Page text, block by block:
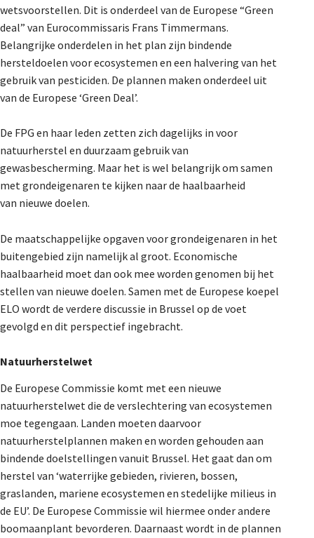
wetsvoorstellen. Dit is onderdeel van de Europese “Green
deal” van Eurocommissaris Frans Timmermans.
Belangrijke onderdelen in het plan zijn bindende
hersteldoelen voor ecosystemen en een halvering van het
gebruik van pesticiden. De plannen maken onderdeel uit
van de Europese ‘Green Deal’.
De FPG en haar leden zetten zich dagelijks in voor
natuurherstel en duurzaam gebruik van
gewasbescherming. Maar het is wel belangrijk om samen
met grondeigenaren te kijken naar de haalbaarheid
van nieuwe doelen.
De maatschappelijke opgaven voor grondeigenaren in het
buitengebied zijn namelijk al groot. Economische
haalbaarheid moet dan ook mee worden genomen bij het
stellen van nieuwe doelen. Samen met de Europese koepel
ELO wordt de verdere discussie in Brussel op de voet
gevolgd en dit perspectief ingebracht.
Natuurherstelwet
De Europese Commissie komt met een nieuwe
natuurherstelwet die de verslechtering van ecosystemen
moe tegengaan. Landen moeten daarvoor
natuurherstelplannen maken en worden gehouden aan
bindende doelstellingen vanuit Brussel. Het gaat dan om
herstel van ‘waterrijke gebieden, rivieren, bossen,
graslanden, mariene ecosystemen en stedelijke milieus in
de EU’. De Europese Commissie wil hiermee onder andere
boomaanplant bevorderen. Daarnaast wordt in de plannen
De Landeigenaar